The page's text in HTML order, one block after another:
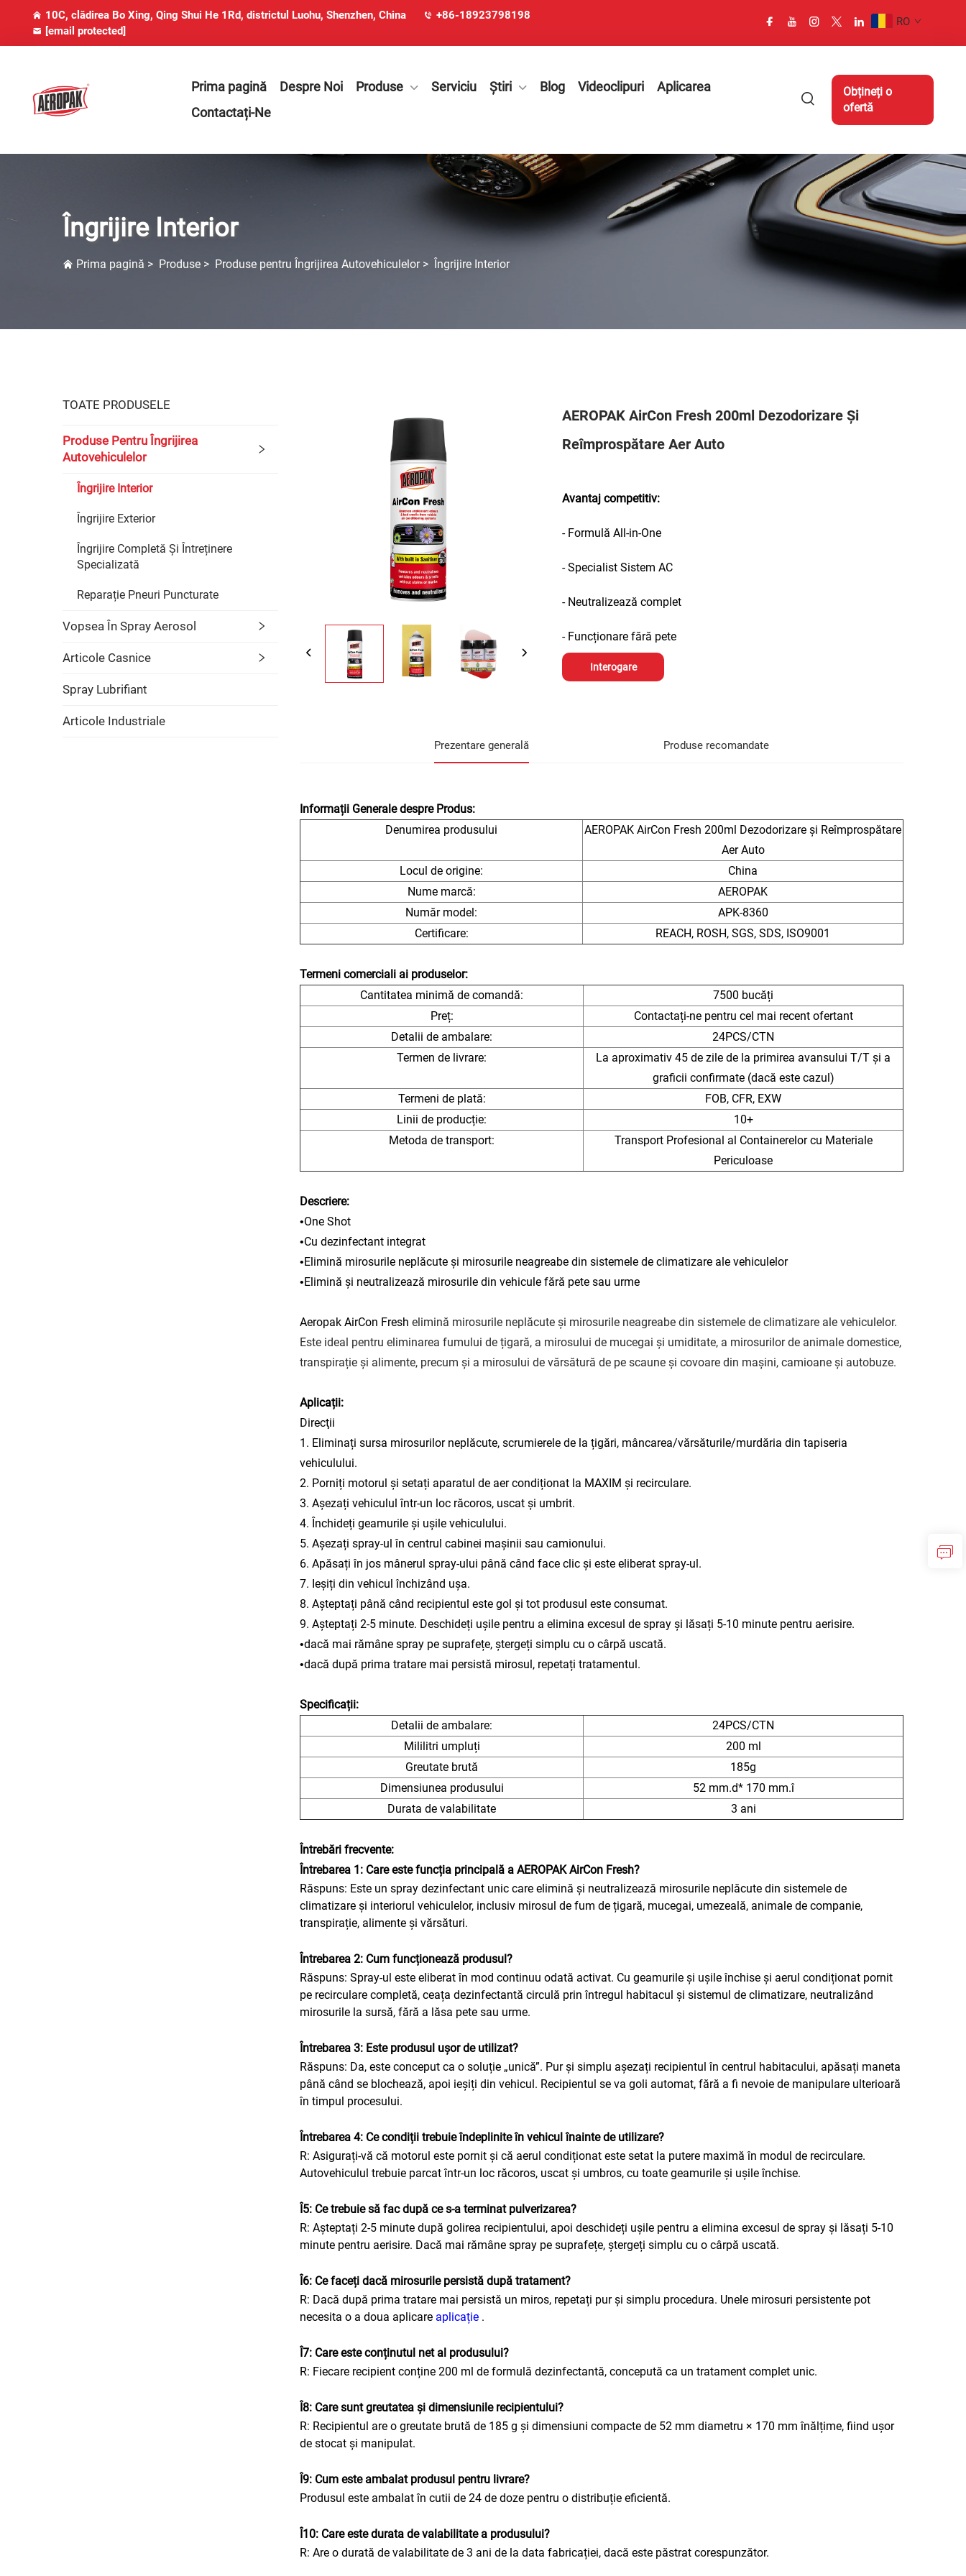
10C, clădirea Bo Xing, Qing Shui He 1Rd, districtul Luohu, Shenzhen, China
+86-18923798198
[email protected]
RO
Prima pagină Despre Noi Produse Serviciu Știri Blog Videoclipuri
Aplicarea
Contactați-Ne
Obțineți o
ofertă
Îngrijire Interior
Prima pagină > Produse > Produse pentru Îngrijirea Autovehiculelor> Îngrijire Interior
TOATE PRODUSELE
Produse Pentru Îngrijirea
Autovehiculelor
Îngrijire Interior
Îngrijire Exterior
Îngrijire Completă Și Întreținere
Specializată
Reparație Pneuri Puncturate
Vopsea În Spray Aerosol
Articole Casnice
Spray Lubrifiant
Articole Industriale
AEROPAK AirCon Fresh 200ml Dezodorizare Și
Reîmprospătare Aer Auto
Avantaj competitiv:
- Formulă All-in-One
- Specialist Sistem AC
- Neutralizează complet
- Funcționare fără pete
Interogare
Prezentare generală Produse recomandate
Informații Generale despre Produs:
Denumirea produsului
AEROPAK AirCon Fresh 200ml Dezodorizare și Reîmprospătare
Aer Auto
Locul de origine:
China
Nume marcă:
AEROPAK
Număr model:
APK-8360
Certificare:
REACH, ROSH, SGS, SDS, ISO9001
Termeni comerciali ai produselor:
Cantitatea minimă de comandă:
7500 bucăți
Preț:
Contactați-ne pentru cel mai recent ofertant
Detalii de ambalare:
24PCS/CTN
Termen de livrare:
La aproximativ 45 de zile de la primirea avansului T/T și a
graficii confirmate (dacă este cazul)
Termeni de plată:
FOB, CFR, EXW
Linii de producție:
10+
Metoda de transport:
Transport Profesional al Containerelor cu Materiale
Periculoase
Descriere:
•One Shot
•Cu dezinfectant integrat
•Elimină mirosurile neplăcute și mirosurile neagreabe din sistemele de climatizare ale vehiculelor
•Elimină și neutralizează mirosurile din vehicule fără pete sau urme
Aeropak AirCon Fresh elimină mirosurile neplăcute și mirosurile neagreabe din sistemele de climatizare ale vehiculelor.
Este ideal pentru eliminarea fumului de țigară, a mirosului de mucegai și umiditate, a mirosurilor de animale domestice,
transpirație și alimente, precum și a mirosului de vărsătură de pe scaune și covoare din mașini, camioane și autobuze.
Aplicații:
Direcţii
1. Eliminați sursa mirosurilor neplăcute, scrumierele de la țigări, mâncarea/vărsăturile/murdăria din tapiseria
vehiculului.
2. Porniți motorul și setați aparatul de aer condiționat la MAXIM și recirculare.
3. Așezați vehiculul într-un loc răcoros, uscat și umbrit.
4. Închideți geamurile și ușile vehiculului.
5. Așezați spray-ul în centrul cabinei mașinii sau camionului.
6. Apăsați în jos mânerul spray-ului până când face clic și este eliberat spray-ul.
7. Ieșiți din vehicul închizând ușa.
8. Așteptați până când recipientul este gol și tot produsul este consumat.
9. Așteptați 2-5 minute. Deschideți ușile pentru a elimina excesul de spray și lăsați 5-10 minute pentru aerisire.
•dacă mai rămâne spray pe suprafețe, ștergeți simplu cu o cârpă uscată.
•dacă după prima tratare mai persistă mirosul, repetați tratamentul.
Specificații:
Detalii de ambalare:
24PCS/CTN
Mililitri umpluți
200 ml
Greutate brută
185g
Dimensiunea produsului
52 mm.d* 170 mm.î
Durata de valabilitate
3 ani
Întrebări frecvente:
Întrebarea 1: Care este funcția principală a AEROPAK AirCon Fresh?
Răspuns: Este un spray dezinfectant unic care elimină și neutralizează mirosurile neplăcute din sistemele de
climatizare și interiorul vehiculelor, inclusiv mirosul de fum de țigară, mucegai, umezeală, animale de companie,
transpirație, alimente și vărsături.
Întrebarea 2: Cum funcționează produsul?
Răspuns: Spray-ul este eliberat în mod continuu odată activat. Cu geamurile și ușile închise și aerul condiționat pornit
pe recirculare completă, ceața dezinfectantă circulă prin întregul habitacul și sistemul de climatizare, neutralizând
mirosurile la sursă, fără a lăsa pete sau urme.
Întrebarea 3: Este produsul ușor de utilizat?
Răspuns: Da, este conceput ca o soluție „unică”. Pur și simplu așezați recipientul în centrul habitacului, apăsați maneta
până când se blochează, apoi ieșiți din vehicul. Recipientul se va goli automat, fără a fi nevoie de manipulare ulterioară
în timpul procesului.
Întrebarea 4: Ce condiții trebuie îndeplinite în vehicul înainte de utilizare?
R: Asigurați-vă că motorul este pornit și că aerul condiționat este setat la putere maximă în modul de recirculare.
Autovehiculul trebuie parcat într-un loc răcoros, uscat și umbros, cu toate geamurile și ușile închise.
Î5: Ce trebuie să fac după ce s-a terminat pulverizarea?
R: Așteptați 2-5 minute după golirea recipientului, apoi deschideți ușile pentru a elimina excesul de spray și lăsați 5-10
minute pentru aerisire. Dacă mai rămâne spray pe suprafețe, ștergeți simplu cu o cârpă uscată.
Î6: Ce faceți dacă mirosurile persistă după tratament?
R: Dacă după prima tratare mai persistă un miros, repetați pur și simplu procedura. Unele mirosuri persistente pot
necesita o a doua aplicare aplicație .
Î7: Care este conținutul net al produsului?
R: Fiecare recipient conține 200 ml de formulă dezinfectantă, concepută ca un tratament complet unic.
Î8: Care sunt greutatea și dimensiunile recipientului?
R: Recipientul are o greutate brută de 185 g și dimensiuni compacte de 52 mm diametru × 170 mm înălțime, fiind ușor
de stocat și manipulat.
Î9: Cum este ambalat produsul pentru livrare?
Produsul este ambalat în cutii de 24 de doze pentru o distribuție eficientă.
Î10: Care este durata de valabilitate a produsului?
R: Are o durată de valabilitate de 3 ani de la data fabricației, dacă este păstrat corespunzător.